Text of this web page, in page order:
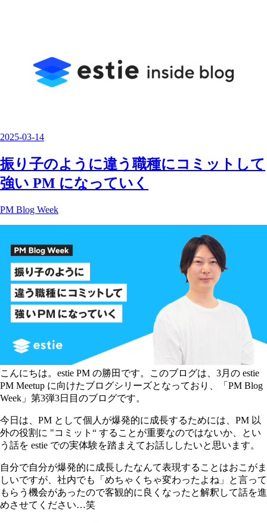
2025-03-14
振り子のように違う職種にコミットして
強い PM になっていく
PM Blog Week
こんにちは。estie PM の勝田です。このブログは、3月の estie
PM Meetup に向けたブログシリーズとなっており、「PM Blog
Week」第3弾3日目のブログです。
今日は、PM として個人が爆発的に成長するためには、PM 以
外の役割に "コミット“ することが重要なのではないか、とい
う話を estie での実体験を踏まえてお話ししたいと思います。
自分で自分が爆発的に成長したなんて表現することはおこがま
しいですが、社内でも「めちゃくちゃ変わったよね」と言って
もらう機会があったので客観的に良くなったと解釈して話を進
めさせてください…笑